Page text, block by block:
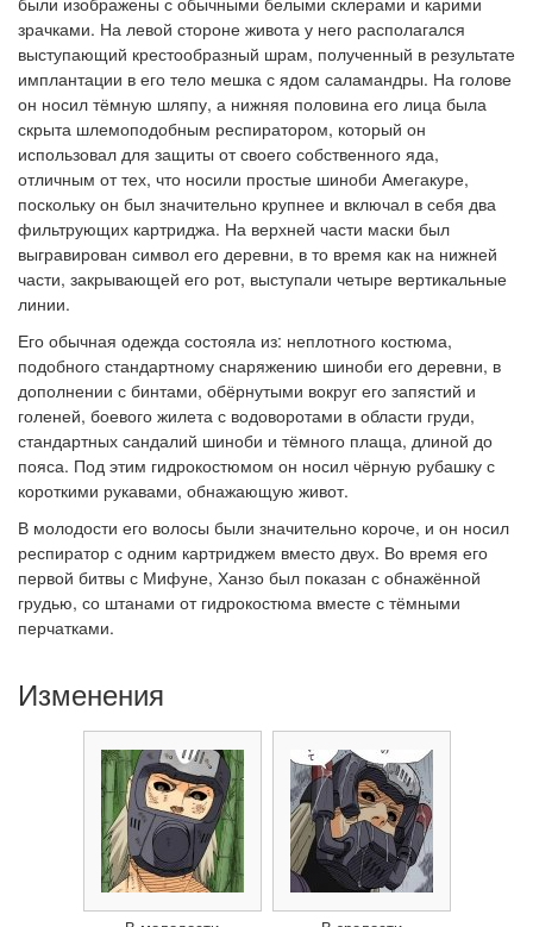
зрачками. На левой стороне живота у него располагался
выступающий крестообразный шрам, полученный в результате
имплантации в его тело мешка с ядом саламандры. На голове
он носил тёмную шляпу, а нижняя половина его лица была
скрыта шлемоподобным респиратором, который он
использовал для защиты от своего собственного яда,
отличным от тех, что носили простые шиноби Амегакуре,
поскольку он был значительно крупнее и включал в себя два
фильтрующих картриджа. На верхней части маски был
выгравирован символ его деревни, в то время как на нижней
части, закрывающей его рот, выступали четыре вертикальные
линии.
Его обычная одежда состояла из: неплотного костюма,
подобного стандартному снаряжению шиноби его деревни, в
дополнении с бинтами, обёрнутыми вокруг его запястий и
голеней, боевого жилета с водоворотами в области груди,
стандартных сандалий шиноби и тёмного плаща, длиной до
пояса. Под этим гидрокостюмом он носил чёрную рубашку с
короткими рукавами, обнажающую живот.
В молодости его волосы были значительно короче, и он носил
респиратор с одним картриджем вместо двух. Во время его
первой битвы с Мифуне, Ханзо был показан с обнажённой
грудью, со штанами от гидрокостюма вместе с тёмными
перчатками.
Изменения